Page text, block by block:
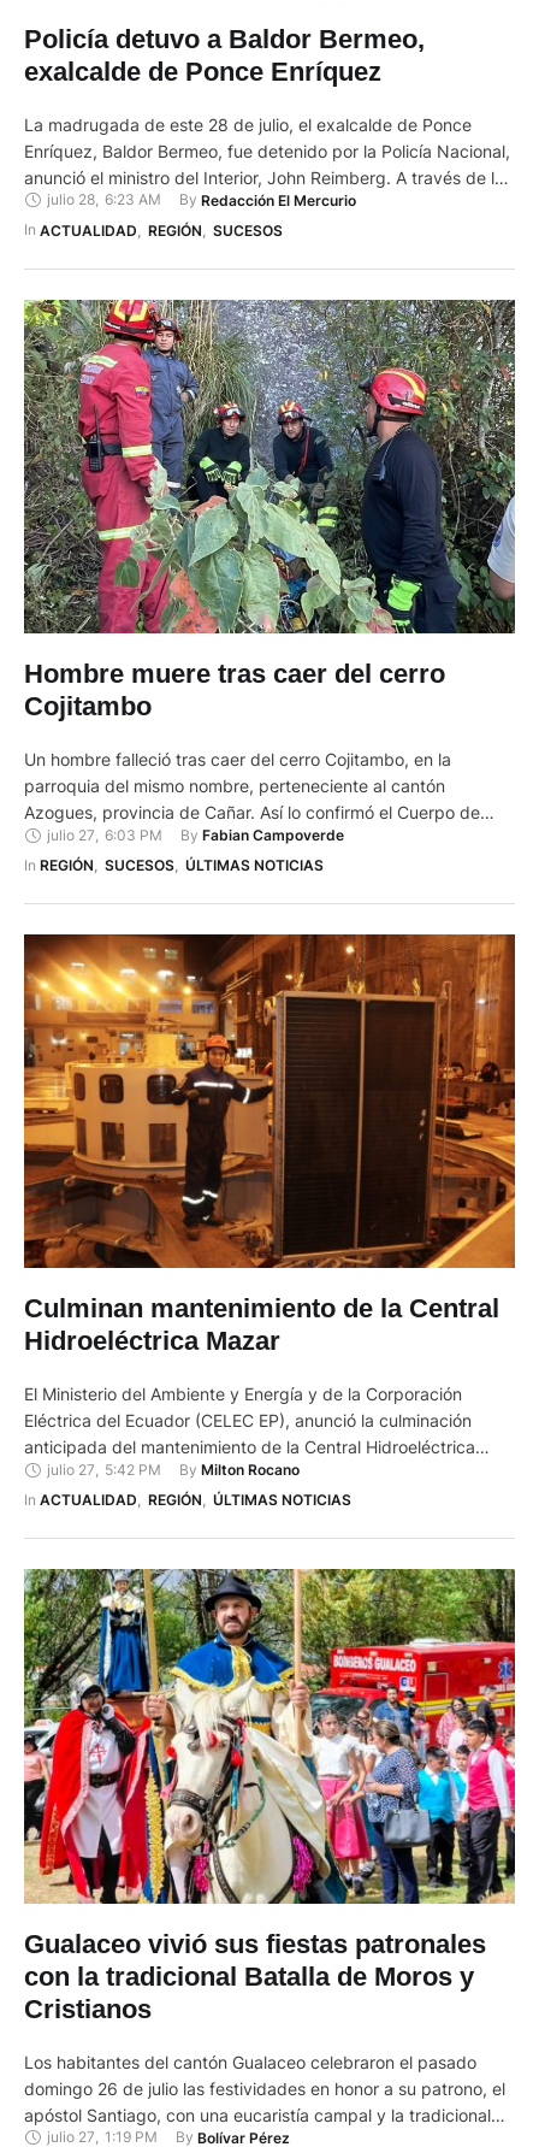
Policía detuvo a Baldor Bermeo,
exalcalde de Ponce Enríquez
La madrugada de este 28 de julio, el exalcalde de Ponce
Enríquez, Baldor Bermeo, fue detenido por la Policía Nacional,
anunció el ministro del Interior, John Reimberg. A través de la
realización de diez allanamientos en Azuay y El Oro, se llevó a
cabo un operativo para detener al exalalcalde y otras cinco
julio 28, 6:23 AM By Redacción El Mercurio
In ACTUALIDAD REGIÓN SUCESOS
Hombre muere tras caer del cerro
Cojitambo
Un hombre falleció tras caer del cerro Cojitambo, en la
parroquia del mismo nombre, perteneciente al cantón
Azogues, provincia de Cañar. Así lo confirmó el Cuerpo de
Bomberos de Azogues, entidad que acudió al lugar para
atender la emergencia. Según se informó desde la entidad, la
julio 27 6:03 PM By Fabian Campoverde
In REGIÓN, SUCESOS, ÚLTIMAS NOTICIAS
Culminan mantenimiento de la Central
Hidroeléctrica Mazar
El Ministerio del Ambiente y Energía y de la Corporación
Eléctrica del Ecuador (CELEC EP), anunció la culminación
anticipada del mantenimiento de la Central Hidroeléctrica
Mazar. Como parte de este trabajo permanente, CELEC EP, a
través de su Unidad de Negocio CELEC SUR, concluyó el
julio 27 5:42 PM By Milton Rocano
In ACTUALIDAD, REGIÓN, ÚLTIMAS NOTICIAS
Gualaceo vivió sus fiestas patronales
con la tradicional Batalla de Moros y
Cristianos
Los habitantes del cantón Gualaceo celebraron el pasado
domingo 26 de julio las festividades en honor a su patrono, el
apóstol Santiago, con una eucaristía campal y la tradicional
representación de la Batalla de Moros y Cristianos, uno de los
julio 27, 1:19 PM By Bolívar Pérez